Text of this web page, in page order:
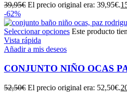
39,95€ El precio original era: 39,95€.
-62%
Seleccionar opciones Este producto
Vista rápida
Añadir a mis deseos
CONJUNTO NIÑO OCAS
52,50€ El precio original era: 52,50€.